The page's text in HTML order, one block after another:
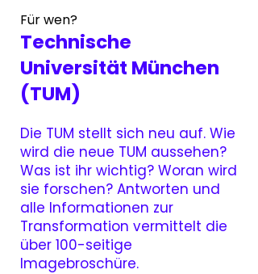
Für wen?
Technische
Universität München
(TUM)
Die TUM stellt sich neu auf. Wie
wird die neue TUM aussehen?
Was ist ihr wichtig? Woran wird
sie forschen? Antworten und
alle Informationen zur
Transformation vermittelt die
über 100-seitige
Imagebroschüre.